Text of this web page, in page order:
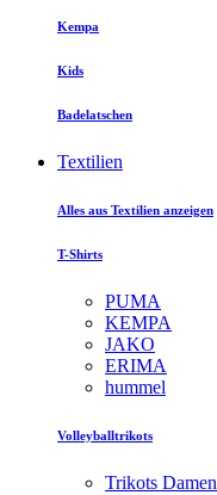
Kempa
Kids
Badelatschen
Textilien
Alles aus Textilien anzeigen
T-Shirts
PUMA
KEMPA
JAKO
ERIMA
hummel
Volleyballtrikots
Trikots Damen